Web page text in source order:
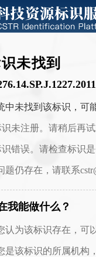
未找到
中未找到该标识，可
识未注册。请稍后再
识错误。请检查标识
题仍存在，请联系
我能做什么？
认为该标识存在，可
是该标识的所属机构